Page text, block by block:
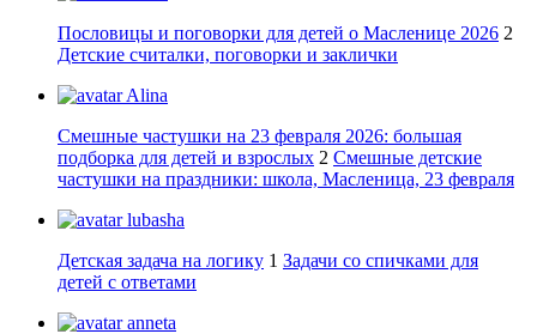
Пословицы и поговорки для детей о Масленице 2026 2
Детские считалки, поговорки и заклички
Alina
Смешные частушки на 23 февраля 2026: большая
подборка для детей и взрослых 2 Смешные детские
частушки на праздники: школа, Масленица, 23 февраля
lubasha
Детская задача на логику 1 Задачи со спичками для
детей с ответами
anneta